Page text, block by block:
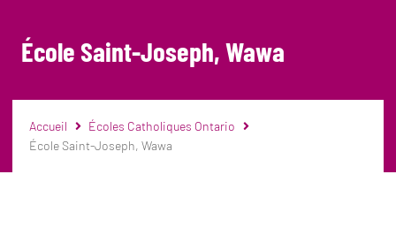
École Saint-Joseph, Wawa
Accueil
Écoles Catholiques Ontario
École Saint-Joseph, Wawa